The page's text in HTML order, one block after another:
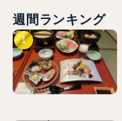
週間ランキング